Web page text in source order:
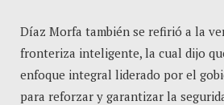
Díaz Morfa también se refirió a la
fronteriza inteligente, la cual dijo
enfoque integral liderado por el
para reforzar y garantizar la